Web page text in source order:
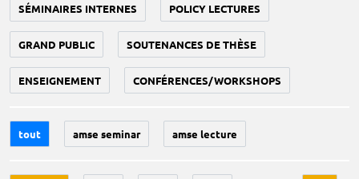
SÉMINAIRES INTERNES POLICY LECTURES
GRAND PUBLIC SOUTENANCES DE THÈSE
ENSEIGNEMENT CONFÉRENCES/WORKSHOPS
tout amse seminar amse lecture